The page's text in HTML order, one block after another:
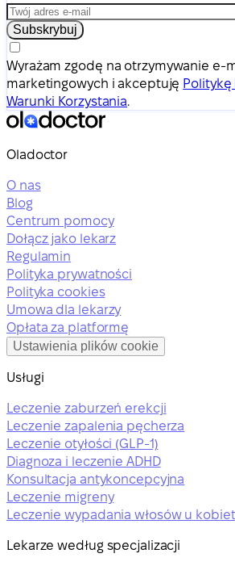
Subskrybuj
Wyrażam zgodę na otrzymywanie e-
marketingowych i akceptuję Politykę
Warunki Korzystania.
Oladoctor
O nas
Blog
Centrum pomocy
Dołącz jako lekarz
Regulamin
Polityka prywatności
Polityka cookies
Umowa dla lekarzy
Opłata za platformę
Ustawienia plików cookie
Usługi
Leczenie zaburzeń erekcji
Leczenie zapalenia pęcherza
Leczenie otyłości (GLP-1)
Diagnoza i leczenie ADHD
Konsultacja antykoncepcyjna
Leczenie migreny
Leczenie wypadania włosów u kobiet
Lekarze według specjalizacji